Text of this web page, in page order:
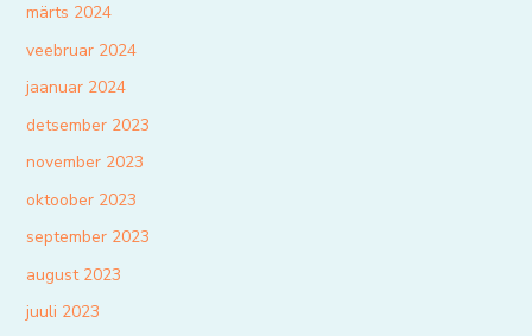
märts 2024
veebruar 2024
jaanuar 2024
detsember 2023
november 2023
oktoober 2023
september 2023
august 2023
juuli 2023